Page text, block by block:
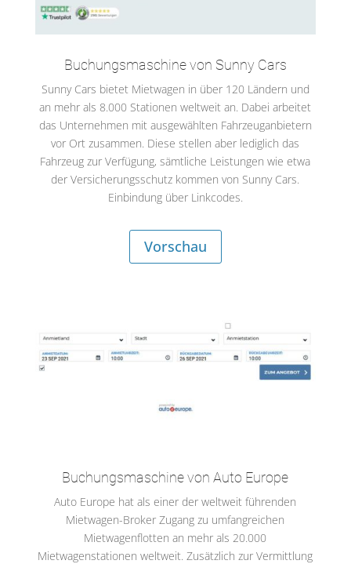
Buchungsmaschine von Sunny Cars
Sunny Cars bietet Mietwagen in über 120 Ländern und
an mehr als 8.000 Stationen weltweit an. Dabei arbeitet
das Unternehmen mit ausgewählten Fahrzeuganbietern
vor Ort zusammen. Diese stellen aber lediglich das
Fahrzeug zur Verfügung, sämtliche Leistungen wie etwa
der Versicherungsschutz kommen von Sunny Cars.
Einbindung über Linkcodes.
Vorschau
Buchungsmaschine von Auto Europe
Auto Europe hat als einer der weltweit führenden
Mietwagen-Broker Zugang zu umfangreichen
Mietwagenflotten an mehr als 20.000
Mietwagenstationen weltweit. Zusätzlich zur Vermittlung